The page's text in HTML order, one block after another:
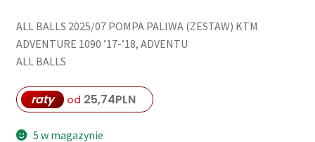
ALL BALLS 2025/07 POMPA PALIWA (ZESTAW) KTM
ADVENTURE 1090 ’17-’18, ADVENTU
ALL BALLS
raty od 25,74PLN
5 w magazynie